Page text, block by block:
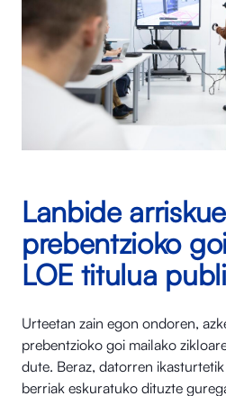
Lanbide
prebentzioko
LOE titulua
Urteetan zain egon ondoren,
prebentzioko goi mailako
dute. Beraz, datorren
berriak eskuratuko dituzte